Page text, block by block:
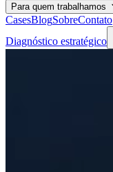
Para quem trabalhamos
CasesBlogSobreContato
Diagnóstico estratégico